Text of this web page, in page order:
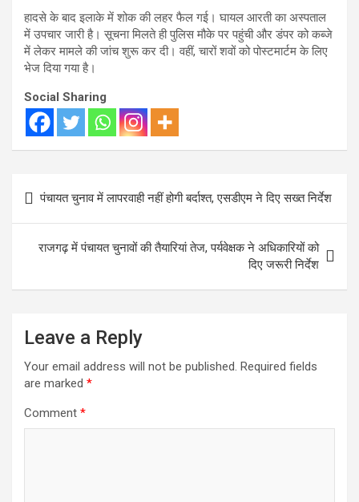
हादसे के बाद इलाके में शोक की लहर फैल गई। घायल आरती का अस्पताल
में उपचार जारी है। सूचना मिलते ही पुलिस मौके पर पहुंची और डंपर को कब्जे
में लेकर मामले की जांच शुरू कर दी। वहीं, चारों शवों को पोस्टमार्टम के लिए
भेज दिया गया है।
Social Sharing
Post
navigation
पंचायत चुनाव में लापरवाही नहीं होगी बर्दाश्त, एसडीएम ने दिए सख्त निर्देश
राजगढ़ में पंचायत चुनावों की तैयारियां तेज, पर्यवेक्षक ने अधिकारियों को
दिए जरूरी निर्देश
Leave a Reply
Your email address will not be published. Required fields
are marked *
Comment *